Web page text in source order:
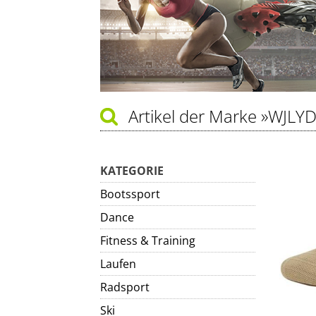
Artikel der Marke
KATEGORIE
Bootssport
Dance
Fitness & Training
Laufen
Radsport
Ski